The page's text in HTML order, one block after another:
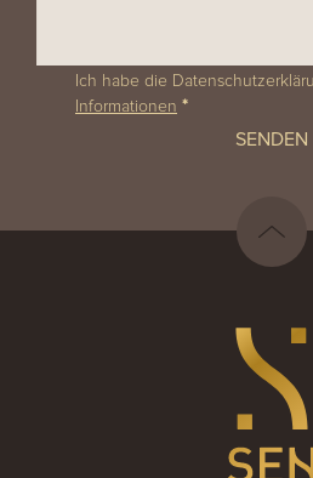
Ich habe die
Informationen *
SENDEN